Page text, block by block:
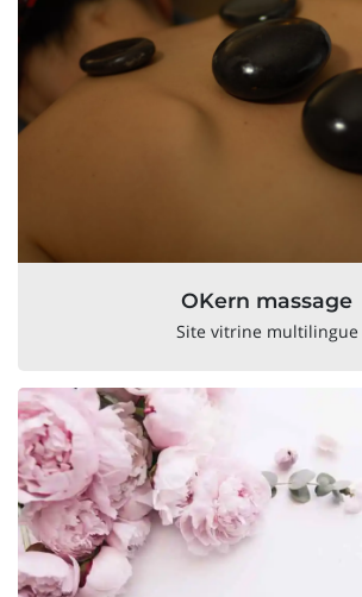
OKern massage
Site vitrine multilingue